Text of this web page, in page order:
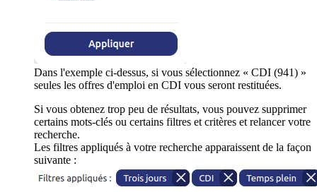
Dans l'exemple ci-dessus, si vous sélectionnez « CDI (941) »
seules les offres d'emploi en CDI vous seront restituées.
Si vous obtenez trop peu de résultats, vous pouvez supprimer
certains mots-clés ou certains filtres et critères et relancer votre
recherche.
Les filtres appliqués à votre recherche apparaissent de la façon
suivante :